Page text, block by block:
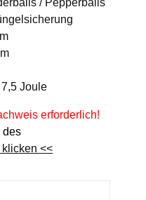
/ Pepperballs
Joule
erforderlich!
des
<<